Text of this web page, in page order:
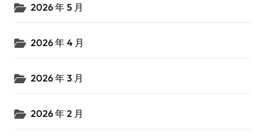
2026 年 5 月
2026 年 4 月
2026 年 3 月
2026 年 2 月